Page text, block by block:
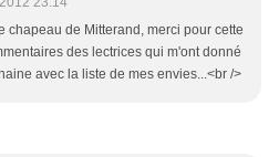
chapeau de Mitterand, merci pour cette
des lectrices qui m'ont donné
avec la liste de mes envies...<br />